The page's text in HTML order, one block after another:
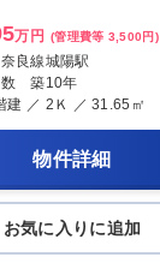
万円 (管理費等 3,500円)
奈良線城陽駅
数 築10年
建 ／ 2Ｋ ／ 31.65㎡
物件詳細
お気に入りに追加